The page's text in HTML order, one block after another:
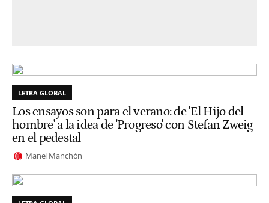
LETRA GLOBAL
Los ensayos son para el verano: de 'El Hijo del
hombre' a la idea de 'Progreso' con Stefan Zweig
en el pedestal
Manel Manchón